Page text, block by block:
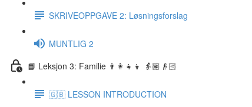
SKRIVEOPPGAVE 2: Løsningsforslag
MUNTLIG 2
📘 Leksjon 3: Familie 👨‍👩‍👧‍👦 👵🏽👴🏻
🇬🇧 LESSON INTRODUCTION